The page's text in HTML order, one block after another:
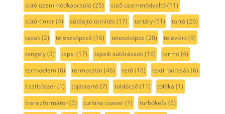
sütő üzemmódkapcsoló(25) sütő üzemmódváltó(11)
sűtő-timer(4) sűtőajtó tömítés (17) tartály(51) tartó(26)
tasak(2) teleszkópcső(16) teleszkópos (20) televízió(9)
tengely(3) tepsi (17) tepsik sütőrácsok(16) termo(4)
termoelem(6) termosztát(46) tető(16) textil porzsák(6)
tisztítószer(1) tojástartó(7) toldócső(11) tolóka (1)
transzformátor(3) turbina csavar(1) turbókefe (6)